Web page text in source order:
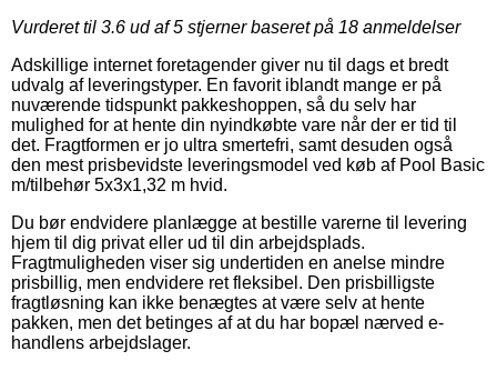
Vurderet til 3.6 ud af 5 stjerner baseret på 18 anmeldelser
Adskillige internet foretagender giver nu til dags et bredt
udvalg af leveringstyper. En favorit iblandt mange er på
nuværende tidspunkt pakkeshoppen, så du selv har
mulighed for at hente din nyindkøbte vare når der er tid til
det. Fragtformen er jo ultra smertefri, samt desuden også
den mest prisbevidste leveringsmodel ved køb af Pool Basic
m/tilbehør 5x3x1,32 m hvid.
Du bør endvidere planlægge at bestille varerne til levering
hjem til dig privat eller ud til din arbejdsplads.
Fragtmuligheden viser sig undertiden en anelse mindre
prisbillig, men endvidere ret fleksibel. Den prisbilligste
fragtløsning kan ikke benægtes at være selv at hente
pakken, men det betinges af at du har bopæl nærved e-
handlens arbejdslager.